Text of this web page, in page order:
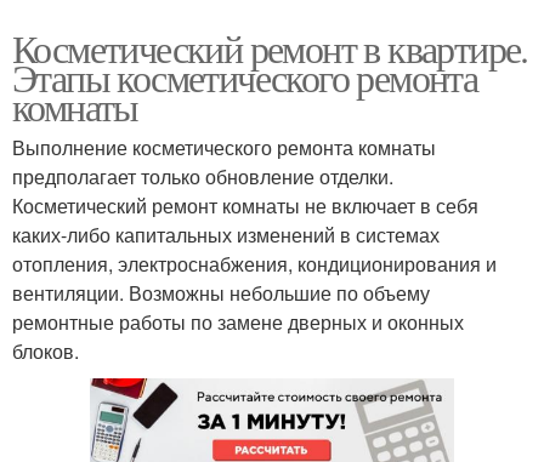
Косметический ремонт в квартире.
Этапы косметического ремонта
комнаты
Выполнение косметического ремонта комнаты
предполагает только обновление отделки.
Косметический ремонт комнаты не включает в себя
каких-либо капитальных изменений в системах
отопления, электроснабжения, кондиционирования и
вентиляции. Возможны небольшие по объему
ремонтные работы по замене дверных и оконных
блоков.